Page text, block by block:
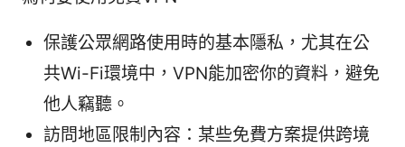
保護公眾網路使用時的基本隱私，尤其在公
共Wi-Fi環境中，VPN能加密你的資料，避免
他人竊聽。
訪問地區限制內容：某些免費方案提供跨境